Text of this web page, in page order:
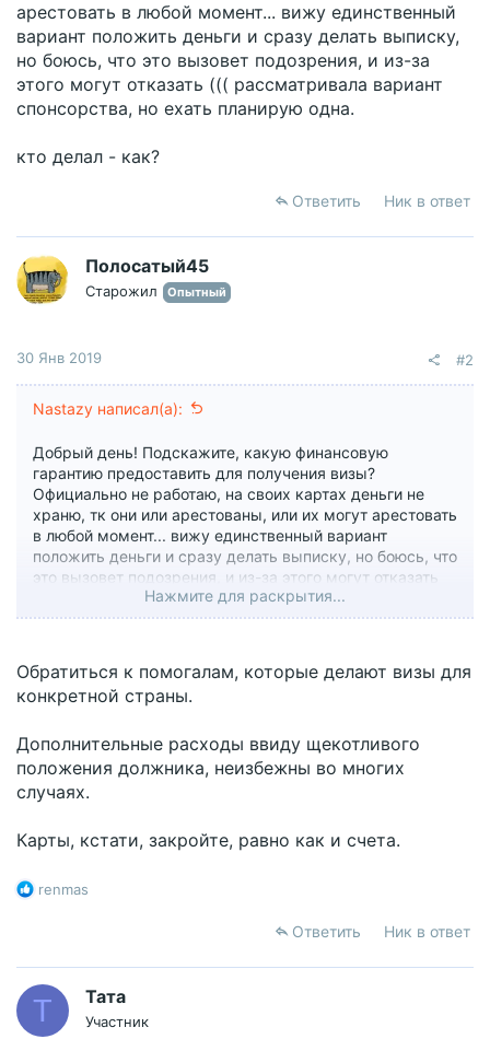
арестовать в любой момент... вижу единственный
вариант положить деньги и сразу делать выписку,
но боюсь, что это вызовет подозрения, и из-за
этого могут отказать ((( рассматривала вариант
спонсорства, но ехать планирую одна.
кто делал - как?
Ответить Ник в ответ
Полосатый45
Старожил Опытный
30 Янв 2019 #2
Nastazy написал(а):
Добрый день! Подскажите, какую финансовую
гарантию предоставить для получения визы?
Официально не работаю, на своих картах деньги не
храню, тк они или арестованы, или их могут арестовать
в любой момент... вижу единственный вариант
положить деньги и сразу делать выписку, но боюсь, что
это вызовет подозрения, и из-за этого могут отказать
((( рассматривала вариант спонсорства, но ехать
планирую одна.
Нажмите для раскрытия...
Обратиться к помогалам, которые делают визы для
конкретной страны.
Дополнительные расходы ввиду щекотливого
положения должника, неизбежны во многих
случаях.
Карты, кстати, закройте, равно как и счета.
Р
ц
и
и
:
renmas
Ответить Ник в ответ
Т Тата
Участник